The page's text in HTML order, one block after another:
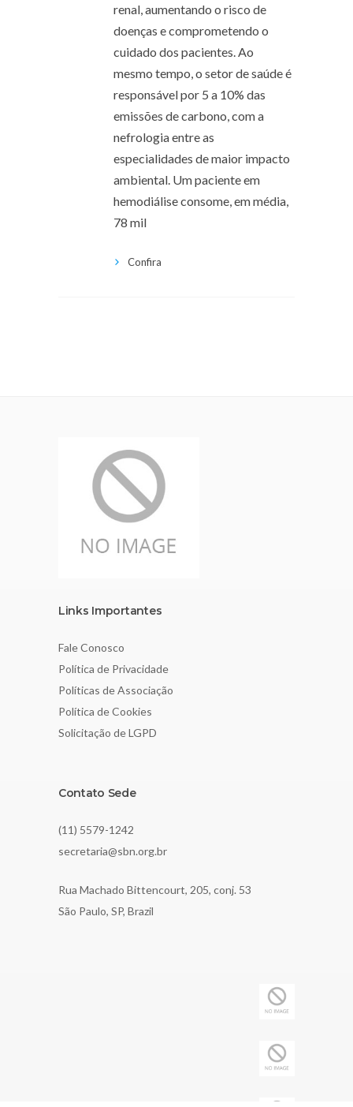
renal, aumentando o risco de
doenças e comprometendo o
cuidado dos pacientes. Ao
mesmo tempo, o setor de saúde é
responsável por 5 a 10% das
emissões de carbono, com a
nefrologia entre as
especialidades de maior impacto
ambiental. Um paciente em
hemodiálise consome, em média,
78 mil
Confira
Links Importantes
Fale Conosco
Política de Privacidade
Políticas de Associação
Política de Cookies
Solicitação de LGPD
Contato Sede
(11) 5579-1242
secretaria@sbn.org.br
Rua Machado Bittencourt, 205, conj. 53
São Paulo, SP, Brazil